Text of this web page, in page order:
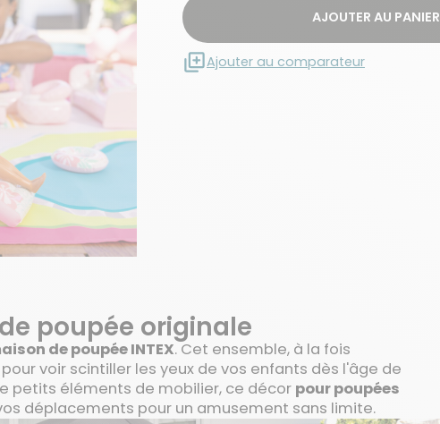
AJOUTER AU PANIER
Ajouter au comparateur
poupée originale
de poupée INTEX. Cet ensemble, à la fois
voir scintiller les yeux de vos enfants dès l'âge de
petits éléments de mobilier, ce décor pour poupées
déplacements pour un amusement sans limite.